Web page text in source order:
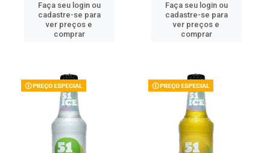
Faça seu login ou
cadastre-se para
ver preços e
comprar
Faça seu login ou
cadastre-se para
ver preços e
comprar